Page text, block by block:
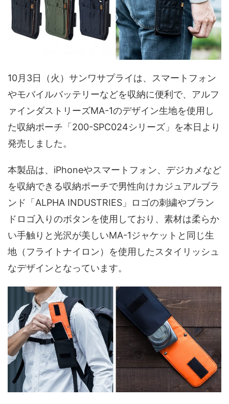
10月3日（火）サンワサプライは、スマートフォン
やモバイルバッテリーなどを収納に便利で、アルフ
ァインダストリーズMA-1のデザイン生地を使用し
た収納ポーチ「200-SPC024シリーズ」を本日より
発売しました。
本製品は、iPhoneやスマートフォン、デジカメなど
を収納できる収納ポーチで男性向けカジュアルブラ
ンド「ALPHA INDUSTRIES」ロゴの刺繍やブラン
ドロゴ入りのボタンを使用しており、素材は柔らか
い手触りと光沢が美しいMA-1ジャケットと同じ生
地（フライトナイロン）を使用したスタイリッシュ
なデザインとなっています。